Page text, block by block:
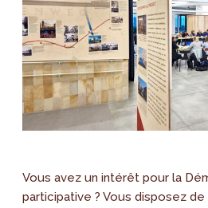
Vous avez un intérêt pour la
participative ? Vous disposez de